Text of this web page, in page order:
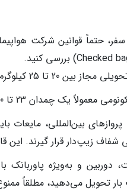
حتماً قوانین شرکت
و بار دستی بین 5 تا 7 کیلوگرم است.
چمدان 23 تا 30 کیلوگرمی مجاز است.
زیپ‌دار قرار گیرند. این
دوربین و به‌ویژه
تحویل می‌دهید، مطلقاً